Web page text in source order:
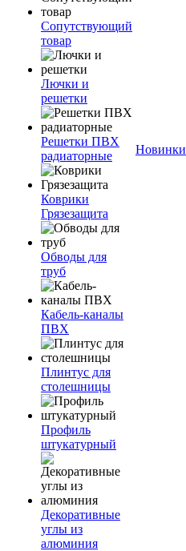
Сопутствующий
товар
Лючки и
решетки
Решетки ПВХ
радиаторные
Коврики
Грязезащита
Обводы для
труб
Кабель-каналы
ПВХ
Плинтус для
столешницы
Профиль
штукатурный
Декоративные
углы из
алюминия
Новинки